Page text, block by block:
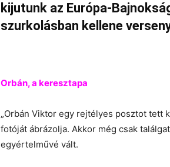
kijutunk az Európa-
szurkolásban kellene
Orbán, a keresztapa
„Orbán Viktor egy rejtélyes posztot tett
fotóját ábrázolja. Akkor még csak
egyértelművé vált.